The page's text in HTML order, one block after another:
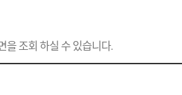
을 조회 하실 수 있습니다.